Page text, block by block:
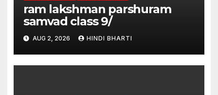
ram lakshman parshuram
samvad class 9/
AUG 2, 2026 HINDI BHARTI